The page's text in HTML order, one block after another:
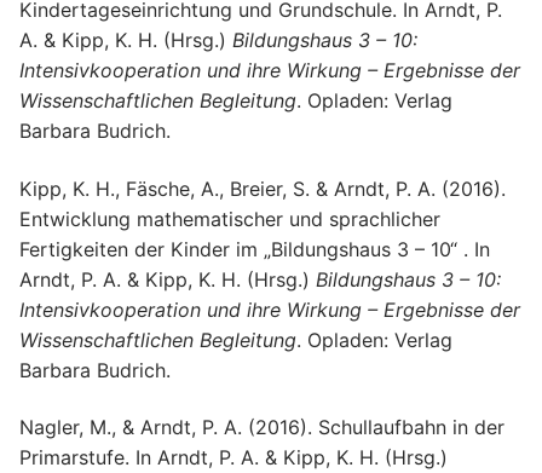
Kindertageseinrichtung und Grundschule. In Arndt, P.
A. & Kipp, K. H. (Hrsg.) Bildungshaus 3 – 10:
Intensivkooperation und ihre Wirkung – Ergebnisse der
Wissenschaftlichen Begleitung. Opladen: Verlag
Barbara Budrich.
Kipp, K. H., Fäsche, A., Breier, S. & Arndt, P. A. (2016).
Entwicklung mathematischer und sprachlicher
Fertigkeiten der Kinder im „Bildungshaus 3 – 10“ . In
Arndt, P. A. & Kipp, K. H. (Hrsg.) Bildungshaus 3 – 10:
Intensivkooperation und ihre Wirkung – Ergebnisse der
Wissenschaftlichen Begleitung. Opladen: Verlag
Barbara Budrich.
Nagler, M., & Arndt, P. A. (2016). Schullaufbahn in der
Primarstufe. In Arndt, P. A. & Kipp, K. H. (Hrsg.)